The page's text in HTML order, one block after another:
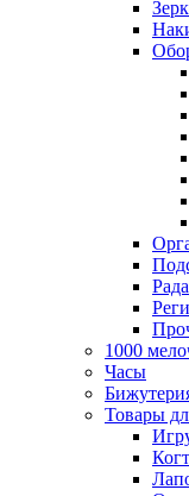
1000
Часы
Товары